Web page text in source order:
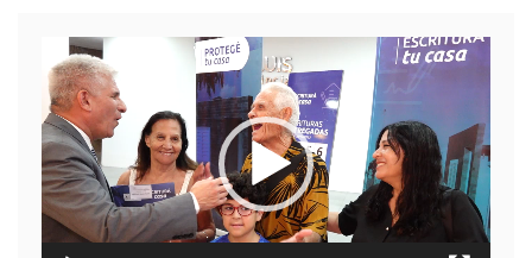
Reproductor
de
video